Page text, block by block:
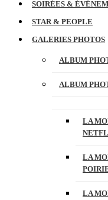
SOIRÉES &
STAR & PEOPLE
GALERIES PHOTOS
ALBUM
ALBUM
LA
LA
LA